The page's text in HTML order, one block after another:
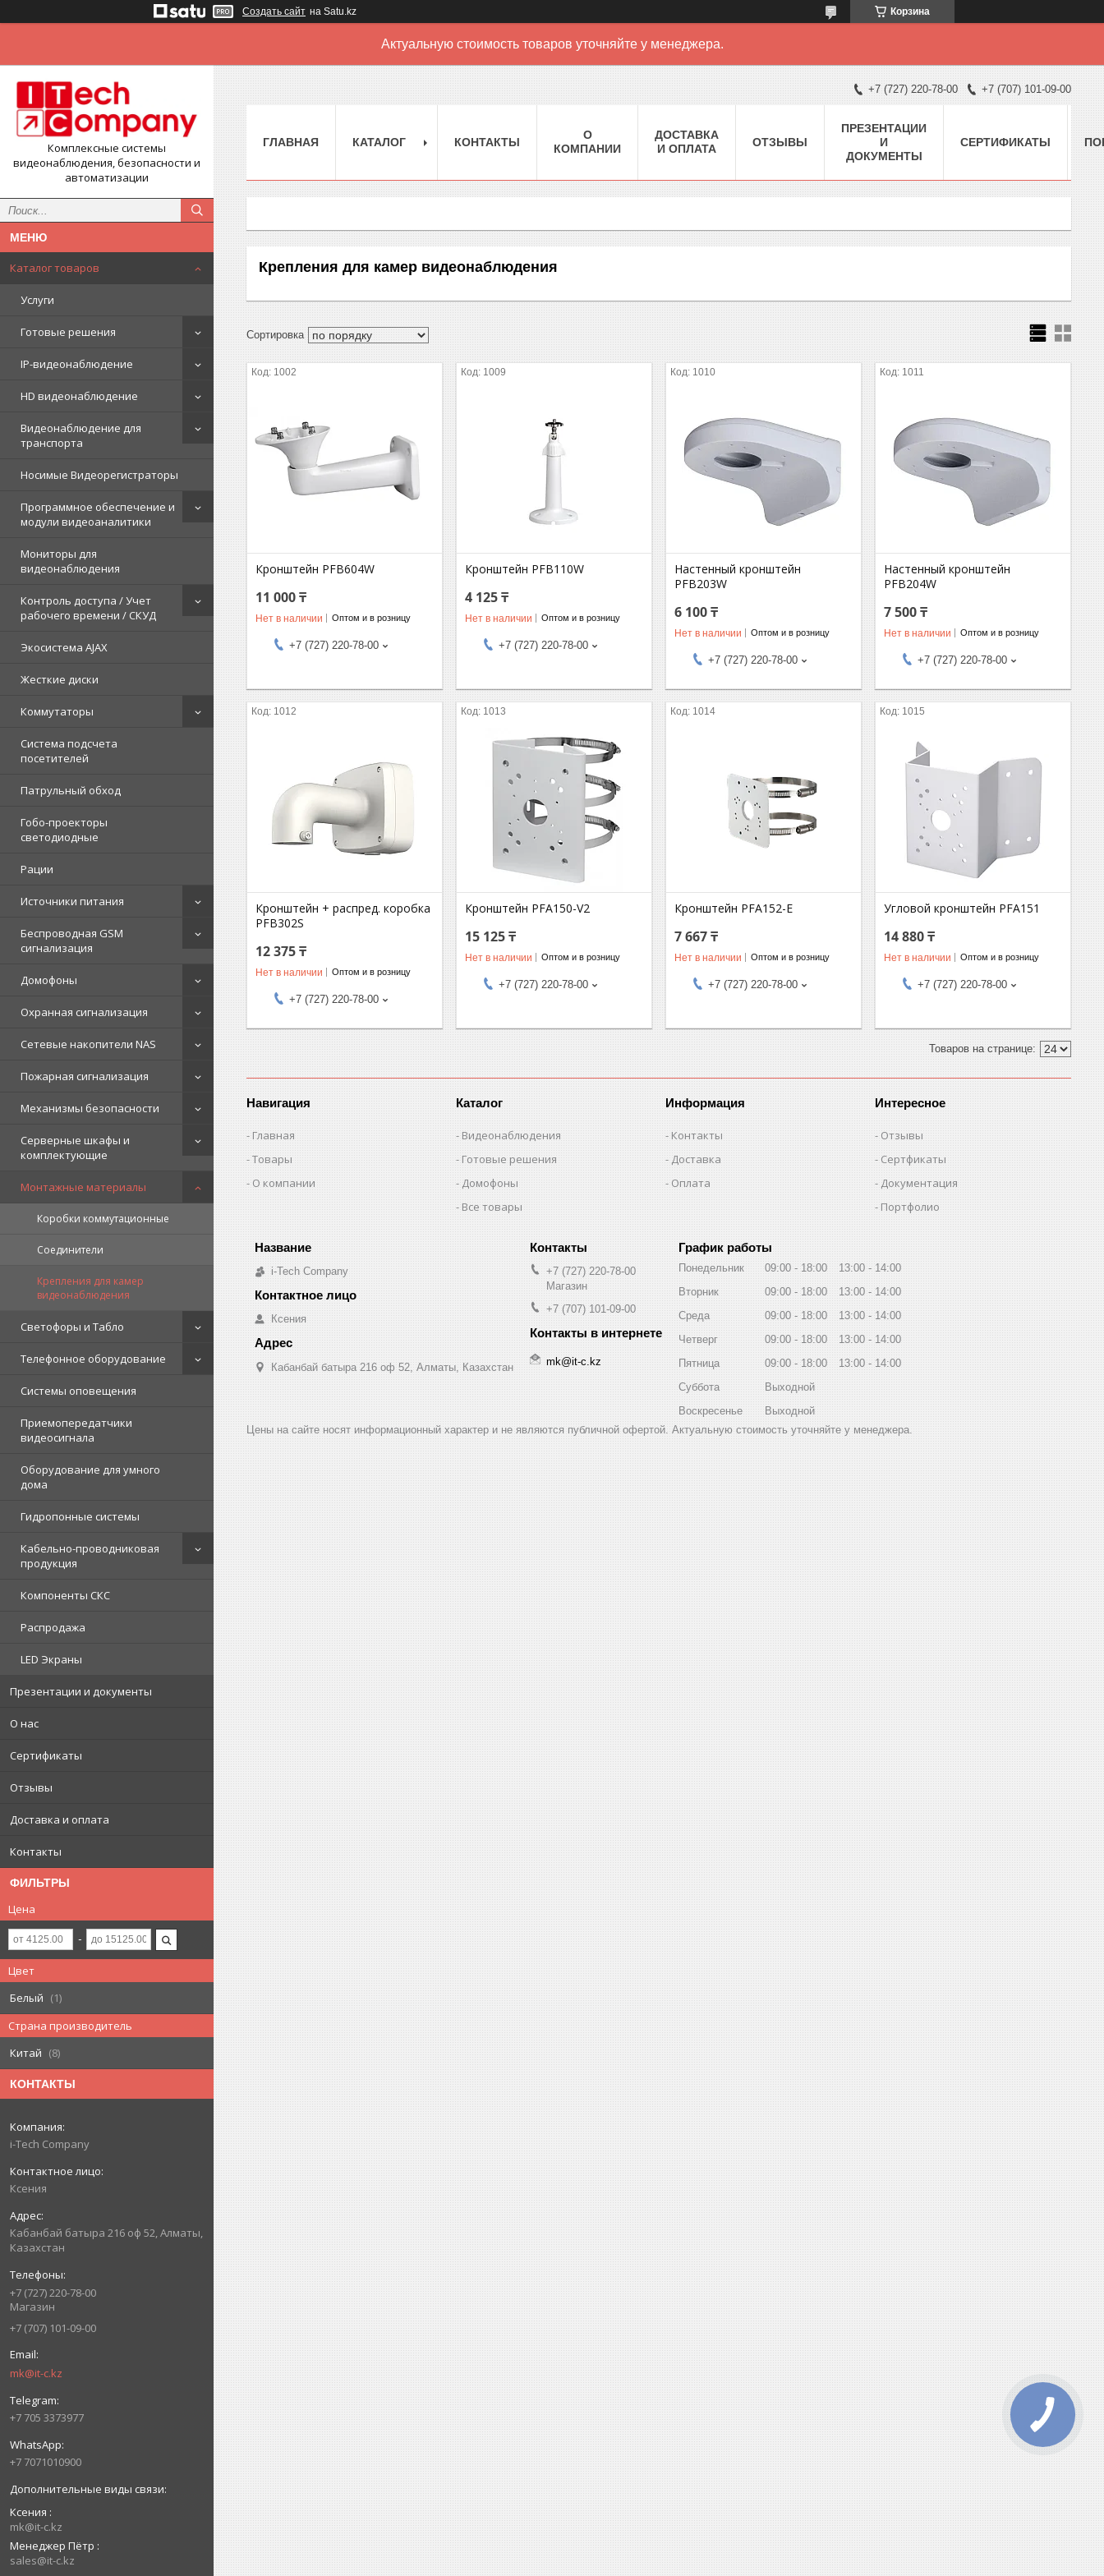
Создать сайт на Satu.kz Корзина
Актуальную стоимость товаров уточняйте у менеджера.
Комплексные системы
видеонаблюдения, безопасности и
автоматизации
Каталог товаров
Услуги
Готовые решения
IP-видеонаблюдение
HD видеонаблюдение
Видеонаблюдение для
транспорта
Носимые Видеорегистраторы
Программное обеспечение и
модули видеоаналитики
Мониторы для
видеонаблюдения
Контроль доступа / Учет
рабочего времени / СКУД
Экосистема AJAX
Жесткие диски
Коммутаторы
Система подсчета
посетителей
Патрульный обход
Гобо-проекторы
светодиодные
Рации
Источники питания
Беспроводная GSM
сигнализация
Домофоны
Охранная сигнализация
Сетевые накопители NAS
Пожарная сигнализация
Механизмы безопасности
Серверные шкафы и
комплектующие
Монтажные материалы
Коробки коммутационные
Соединители
Крепления для камер
видеонаблюдения
Светофоры и Табло
Телефонное оборудование
Системы оповещения
Приемопередатчики
видеосигнала
Оборудование для умного
дома
Гидропонные системы
Кабельно-проводниковая
продукция
Компоненты СКС
Распродажа
LED Экраны
Презентации и документы
О нас
Сертификаты
Отзывы
Доставка и оплата
Контакты
ФИЛЬТРЫ
Цена
Цвет
Белый
1
Страна производитель
Китай
8
КОНТАКТЫ
i-Tech Company
Ксения
Кабанбай батыра 216 оф 52, Алматы,
Казахстан
+7 (727) 220-78-00
Магазин
+7 (707) 101-09-00
mk@it-c.kz
+7 705 3373977
+7 7071010900
Ксения
mk@it-c.kz
Менеджер Пётр
sales@it-c.kz
+7 (727) 220-78-00 +7 (707) 101-09-00
ГЛАВНАЯ КАТАЛОГ КОНТАКТЫ
О
КОМПАНИИ
ДОСТАВКА
И ОПЛАТА
ОТЗЫВЫ
ПРЕЗЕНТАЦИИ
И
ДОКУМЕНТЫ
СЕРТИФИКАТЫ
Крепления для камер видеонаблюдения
1002
Кронштейн PFB604W
11 000 ₸
Нет в наличии Оптом и в розницу
+7 (727) 220-78-00
1009
Кронштейн PFB110W
4 125 ₸
Нет в наличии Оптом и в розницу
+7 (727) 220-78-00
1010
Настенный кронштейн
PFB203W
6 100 ₸
Нет в наличии Оптом и в розницу
+7 (727) 220-78-00
1011
Настенный кронштейн
PFB204W
7 500 ₸
Нет в наличии Оптом и в розницу
+7 (727) 220-78-00
1012
Кронштейн + распред. коробка
PFB302S
12 375 ₸
Нет в наличии Оптом и в розницу
+7 (727) 220-78-00
1013
Кронштейн PFA150-V2
15 125 ₸
Нет в наличии Оптом и в розницу
+7 (727) 220-78-00
1014
Кронштейн PFA152-E
7 667 ₸
Нет в наличии Оптом и в розницу
+7 (727) 220-78-00
1015
Угловой кронштейн PFA151
14 880 ₸
Нет в наличии Оптом и в розницу
+7 (727) 220-78-00
Навигация
Главная
Товары
О компании
Каталог
Видеонаблюдения
Готовые решения
Домофоны
Все товары
Информация
Контакты
Доставка
Оплата
Интересное
Отзывы
Сертфикаты
Документация
Портфолио
i-Tech Company
Ксения
Кабанбай батыра 216 оф 52, Алматы, Казахстан
+7 (727) 220-78-00
Магазин
+7 (707) 101-09-00
mk@it-c.kz
График работы
Понедельник 09:00 18:00 13:00
14:00
Вторник
09:00 18:00 13:00
14:00
Среда
09:00 18:00 13:00
14:00
Четверг
09:00 18:00 13:00
14:00
Пятница
09:00 18:00 13:00
14:00
Суббота
Выходной
Воскресенье
Выходной
Цены на сайте носят информационный характер и не являются публичной офертой. Актуальную стоимость уточняйте у менеджера.